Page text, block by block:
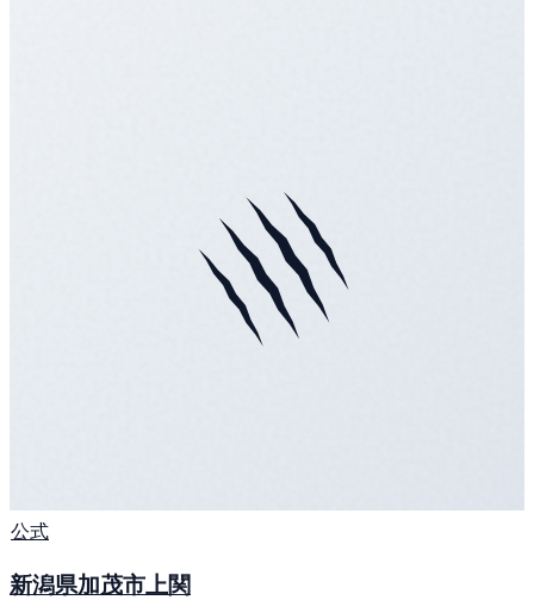
公式
新潟県加茂市上関